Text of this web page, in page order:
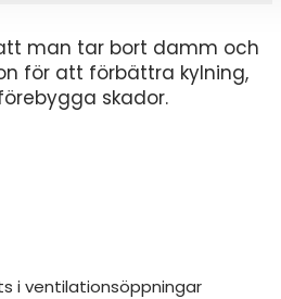
man tar bort damm och
för att förbättra kylning,
skador.
i ventilationsöppningar